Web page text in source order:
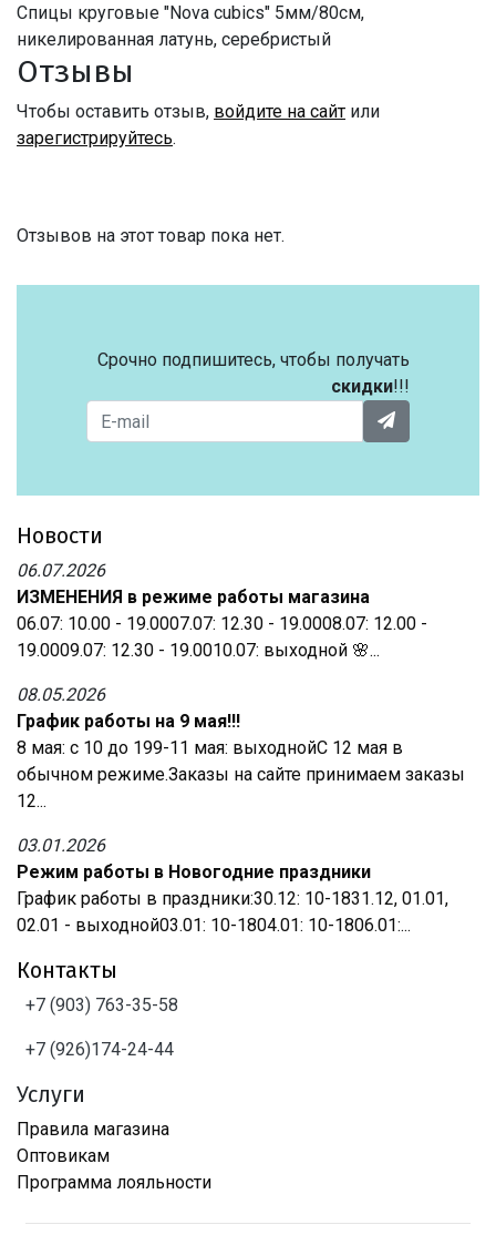
Спицы круговые "Nova cubics" 5мм/80см,
никелированная латунь, серебристый
Отзывы
Чтобы оставить отзыв, войдите на сайт или
зарегистрируйтесь.
Отзывов на этот товар пока нет.
Срочно подпишитесь, чтобы получать
скидки!!!
Новости
06.07.2026
ИЗМЕНЕНИЯ в режиме работы магазина
06.07: 10.00 - 19.0007.07: 12.30 - 19.0008.07: 12.00 -
19.0009.07: 12.30 - 19.0010.07: выходной 🌸...
08.05.2026
График работы на 9 мая!!!
8 мая: с 10 до 199-11 мая: выходнойС 12 мая в
обычном режиме.Заказы на сайте принимаем заказы
12...
03.01.2026
Режим работы в Новогодние праздники
График работы в праздники:30.12: 10-1831.12, 01.01,
02.01 - выходной03.01: 10-1804.01: 10-1806.01:...
Контакты
+7 (903) 763-35-58
+7 (926)174-24-44
Услуги
Правила магазина
Оптовикам
Программа лояльности